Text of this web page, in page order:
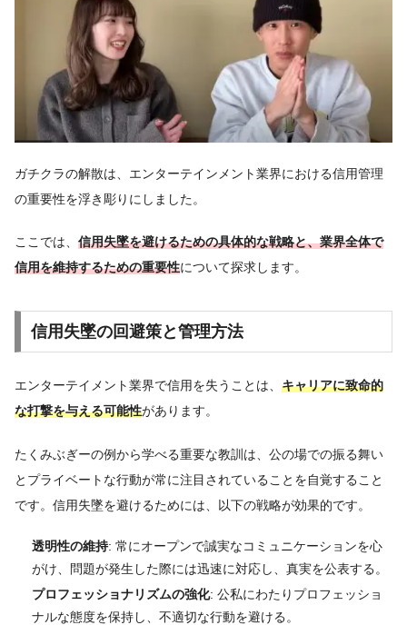
ガチクラの解散は、エンターテインメント業界における信用管理
の重要性を浮き彫りにしました。
ここでは、 信用失墜を避けるための具体的な戦略と、業界全体で
信用を維持するための重要性について探求します。
信用失墜の回避策と管理方法
エンターテイメント業界で信用を失うことは、 キャリアに致命的
な打撃を与える可能性があります。
たくみぶぎーの例から学べる重要な教訓は、公の場での振る舞い
とプライベートな行動が常に注目されていることを自覚すること
です。信用失墜を避けるためには、以下の戦略が効果的です。
透明性の維持: 常にオープンで誠実なコミュニケーションを心
がけ、問題が発生した際には迅速に対応し、真実を公表する。
プロフェッショナリズムの強化: 公私にわたりプロフェッショ
ナルな態度を保持し、不適切な行動を避ける。